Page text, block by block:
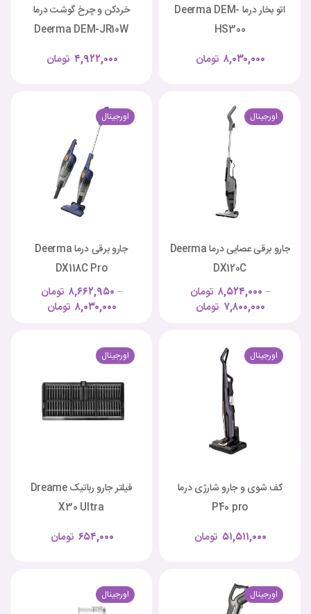
اتو بخار درما Deerma DEM-
HS300
تومان ۸,۰۳۰,۰۰۰
خردکن و چرخ گوشت درما
Deerma DEM-JR10W
تومان ۴,۹۲۲,۰۰۰
اورجینال
جارو برقی عصایی درما Deerma
DX120C
تومان ۸,۵۲۴,۰۰۰ –
تومان ۷,۸۰۰,۰۰۰
اورجینال
جارو برقی درما Deerma
DX118C Pro
تومان ۸,۶۶۲,۹۵۰ –
تومان ۸,۰۳۰,۰۰۰
اورجینال
کف شوی و جارو شارژی درما
P40 pro
تومان ۵۱,۵۱۱,۰۰۰
اورجینال
فیلتر جارو رباتیک Dreame
X30 Ultra
تومان ۶۵۴,۰۰۰
اورجینال اورجینال